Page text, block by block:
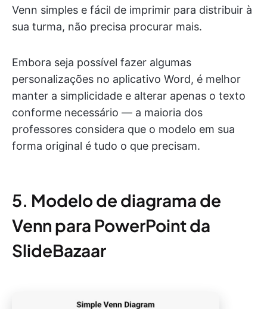
Venn simples e fácil de imprimir para distribuir à
sua turma, não precisa procurar mais.
Embora seja possível fazer algumas
personalizações no aplicativo Word, é melhor
manter a simplicidade e alterar apenas o texto
conforme necessário — a maioria dos
professores considera que o modelo em sua
forma original é tudo o que precisam.
5. Modelo de diagrama de
Venn para PowerPoint da
SlideBazaar